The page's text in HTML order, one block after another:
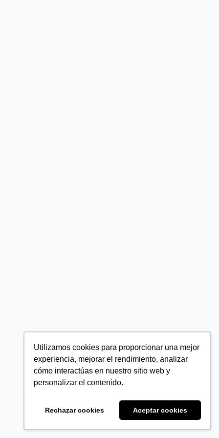
Utilizamos cookies para proporcionar una mejor
experiencia, mejorar el rendimiento, analizar
cómo interactúas en nuestro sitio web y
personalizar el contenido.
Rechazar cookies Aceptar cookies